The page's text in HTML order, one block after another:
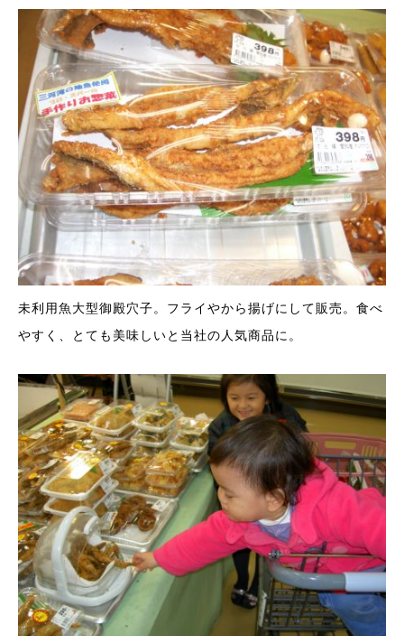
未利用魚大型御殿穴子。フライやから揚げにして販売。食べ
やすく、とても美味しいと当社の人気商品に。